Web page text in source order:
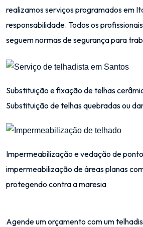
realizamos serviços programados em
responsabilidade. Todos os
seguem normas de segurança para
Substituição e fixação de telhas
Substituição de telhas quebradas ou
Impermeabilização e vedação de
impermeabilização de áreas planas
protegendo contra a maresia
Agende um orçamento com um